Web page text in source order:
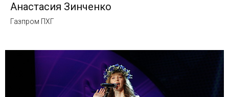
Анастасия Зинченко
Газпром ПХГ